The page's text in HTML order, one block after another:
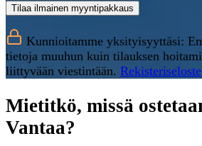
Tilaa ilmainen myyntipakkaus
Kunnioitamme yksityisyyttäsi:
tietoja muuhun kuin tilauksen
liittyvään viestintään. Rekisteriseloste
Mietitkö, missä
Vantaa?